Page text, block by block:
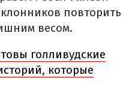
повторить
весом.
голливудские
которые